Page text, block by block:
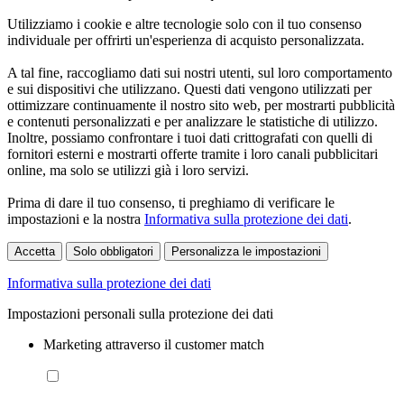
Utilizziamo i cookie e altre tecnologie solo con il tuo consenso
individuale per offrirti un'esperienza di acquisto personalizzata.
A tal fine, raccogliamo dati sui nostri utenti, sul loro comportamento
e sui dispositivi che utilizzano. Questi dati vengono utilizzati per
ottimizzare continuamente il nostro sito web, per mostrarti pubblicità
e contenuti personalizzati e per analizzare le statistiche di utilizzo.
Inoltre, possiamo confrontare i tuoi dati crittografati con quelli di
fornitori esterni e mostrarti offerte tramite i loro canali pubblicitari
online, ma solo se utilizzi già i loro servizi.
Prima di dare il tuo consenso, ti preghiamo di verificare le
impostazioni e la nostra Informativa sulla protezione dei dati.
Accetta Solo obbligatori Personalizza le impostazioni
Informativa sulla protezione dei dati
Impostazioni personali sulla protezione dei dati
Marketing attraverso il customer match